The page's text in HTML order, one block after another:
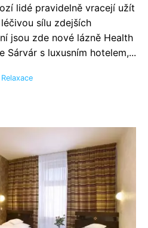
lidé pravidelně vracejí užít
sílu zdejších
jsou zde nové lázně Health
Sárvár s luxusním hotelem,...
Relaxace